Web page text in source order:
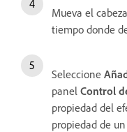
Mueva el
tiempo donde
Seleccione
panel Control
propiedad del
propiedad de